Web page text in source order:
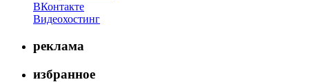
ВКонтакте
Видеохостинг
реклама
избранное